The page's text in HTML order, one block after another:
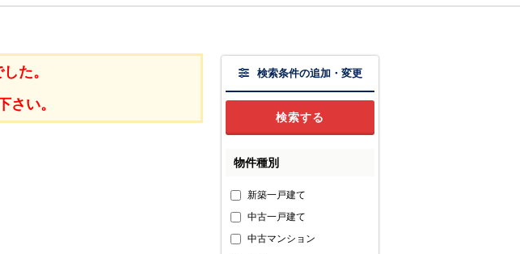
た。
さい。
検索条件の追加・変更
物件種別
新築一戸建て
中古一戸建て
中古マンション